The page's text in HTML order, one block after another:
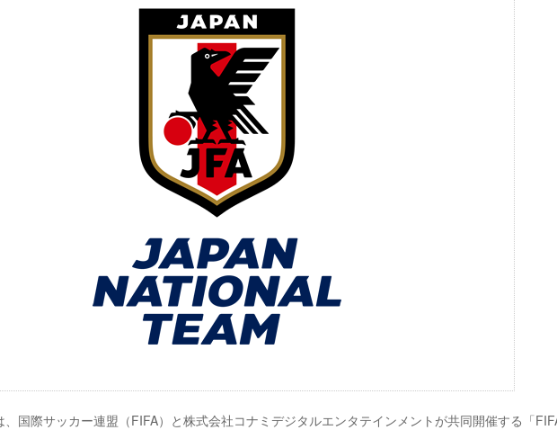
、国際サッカー連盟（FIFA）と株式会社コナミデジタルエンタテインメントが共同開催する「